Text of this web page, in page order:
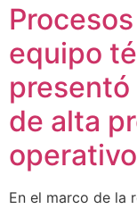
equipo
presentó
de alta
En el marco de la